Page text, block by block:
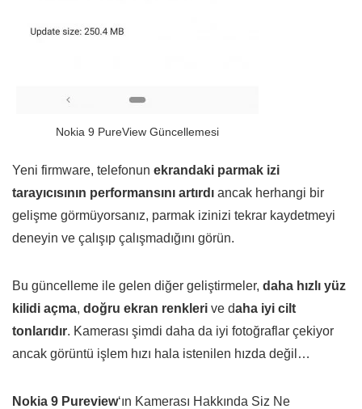
Nokia 9 PureView Güncellemesi
Yeni firmware, telefonun ekrandaki parmak izi
tarayıcısının performansını artırdı ancak herhangi bir
gelişme görmüyorsanız, parmak izinizi tekrar kaydetmeyi
deneyin ve çalışıp çalışmadığını görün.
Bu güncelleme ile gelen diğer geliştirmeler, daha hızlı yüz
kilidi açma, doğru ekran renkleri ve daha iyi cilt
tonlarıdır. Kamerası şimdi daha da iyi fotoğraflar çekiyor
ancak görüntü işlem hızı hala istenilen hızda değil…
Nokia 9 Pureview‘ın Kamerası Hakkında Siz Ne